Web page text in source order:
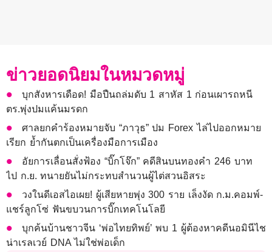
ข่าวยอดนิยมในหมวดหมู่
บุกสังหารเดือด! มือปืนถล่มดับ 1 สาหัส 1 ก่อนเผารถหนี
ตร.พุ่งปมแค้นมรดก
ศาลยกคำร้องหมายจับ “ภาวุธ” ปม Forex ไล่ไปออกหมาย
เรียก ย้ำกันตกเป็นเครื่องมือการเมือง
อัยการเลื่อนสั่งฟ้อง “บิ๊กโจ๊ก” คดีสินบนทองคำ 246 บาท
ไป ก.ย. ทนายยันไม่กระทบสำนวนผู้ไต่สวนอิสระ
วงในดีเอสไอเผย! ผู้เสียหายพุ่ง 300 ราย เล็งงัด ก.ม.คอมพ์-
แชร์ลูกโซ่ ฟันขบวนการบิ๊กเทคโนโลยี
บุกค้นบ้านชาวจีน ‘พ่อไทยทิพย์’ พบ 1 ผู้ต้องหาคดีนอมินีไช
น่าเรลเวย์ DNA ไม่ใช่พ่อเด็ก